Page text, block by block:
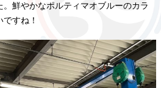
鮮やかなポルティマオブルーのカラ
すね！